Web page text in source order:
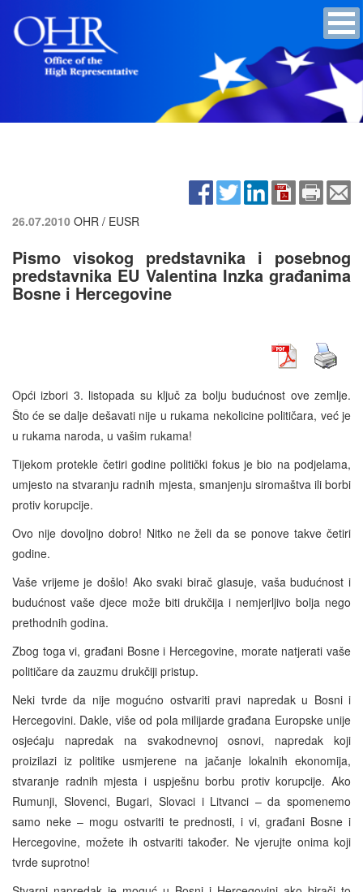
26.07.2010 OHR / EUSR
Pismo visokog predstavnika i posebnog
predstavnika EU Valentina Inzka građanima
Bosne i Hercegovine
Opći izbori 3. listopada su ključ za bolju budućnost ove zemlje.
Što će se dalje dešavati nije u rukama nekolicine političara, već je
u rukama naroda, u vašim rukama!
Tijekom protekle četiri godine politički fokus je bio na podjelama,
umjesto na stvaranju radnih mjesta, smanjenju siromaštva ili borbi
protiv korupcije.
Ovo nije dovoljno dobro! Nitko ne želi da se ponove takve četiri
godine.
Vaše vrijeme je došlo! Ako svaki birač glasuje, vaša budućnost i
budućnost vaše djece može biti drukčija i nemjerljivo bolja nego
prethodnih godina.
Zbog toga vi, građani Bosne i Hercegovine, morate natjerati vaše
političare da zauzmu drukčiji pristup.
Neki tvrde da nije mogućno ostvariti pravi napredak u Bosni i
Hercegovini. Dakle, više od pola milijarde građana Europske unije
osjećaju napredak na svakodnevnoj osnovi, napredak koji
proizilazi iz politike usmjerene na jačanje lokalnih ekonomija,
stvaranje radnih mjesta i uspješnu borbu protiv korupcije. Ako
Rumunji, Slovenci, Bugari, Slovaci i Litvanci – da spomenemo
samo neke – mogu ostvariti te prednosti, i vi, građani Bosne i
Hercegovine, možete ih ostvariti također. Ne vjerujte onima koji
tvrde suprotno!